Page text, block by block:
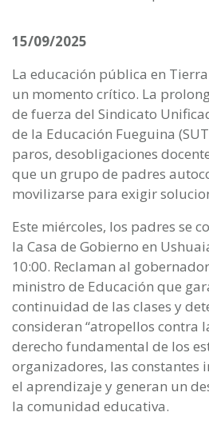
15/09/2025
La educación pública en
un momento crítico. La
de fuerza del Sindicato
de la Educación Fueguina
paros, desobligaciones
que un grupo de padres
movilizarse para exigir
Este miércoles, los padres se
la Casa de Gobierno en
10:00. Reclaman al
ministro de Educación que
continuidad de las clases y
consideran “atropellos contra
derecho fundamental de los
organizadores, las constantes
el aprendizaje y generan un
la comunidad educativa.